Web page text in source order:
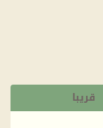
قريبا